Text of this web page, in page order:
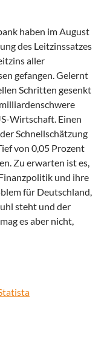
haben im August
des Leitzinssatzes
aller
gefangen. Gelernt
Schritten gesenkt
Wirtschaft. Einen
Schnellschätzung
von 0,05 Prozent
Zu erwarten ist es,
und ihre
für Deutschland,
steht und der
es aber nicht,